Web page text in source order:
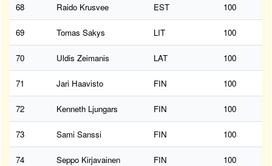
68 Raido Krusvee EST 100
69 Tomas Sakys LIT 100
70 Uldis Zeimanis LAT 100
71 Jari Haavisto FIN 100
72 Kenneth Ljungars FIN 100
73 Sami Sanssi FIN 100
74 Seppo Kirjavainen FIN 100